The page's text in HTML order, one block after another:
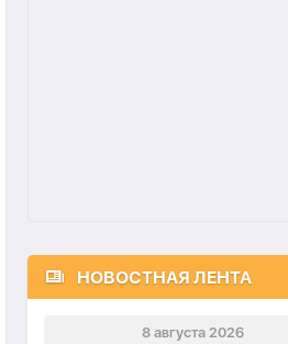
НОВОСТНАЯ ЛЕНТА
8 августа 2026